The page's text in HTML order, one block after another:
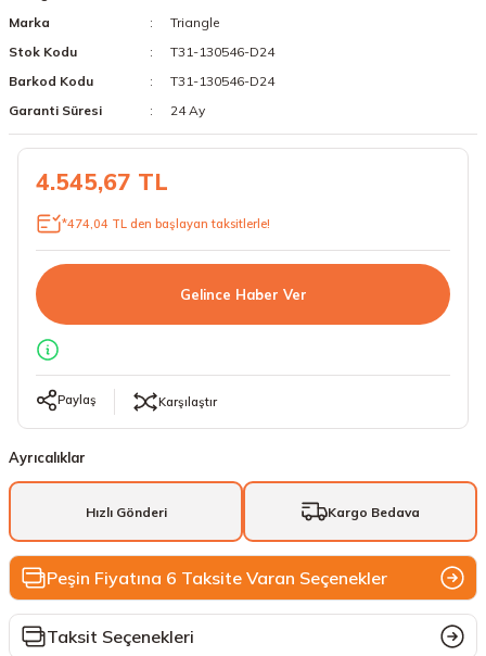
19 Lastikler
20 Lastikler
23 Lastikler
Marka
Triangle
Stok Kodu
T31-130546-D24
Barkod Kodu
T31-130546-D24
Garanti Süresi
24 Ay
4.545,67 TL
*474,04 TL den başlayan taksitlerle!
Gelince Haber Ver
Paylaş Karşılaştır
Ayrıcalıklar
Hızlı Gönderi Kargo Bedava
Peşin Fiyatına 6 Taksite Varan Seçenekler
Taksit Seçenekleri